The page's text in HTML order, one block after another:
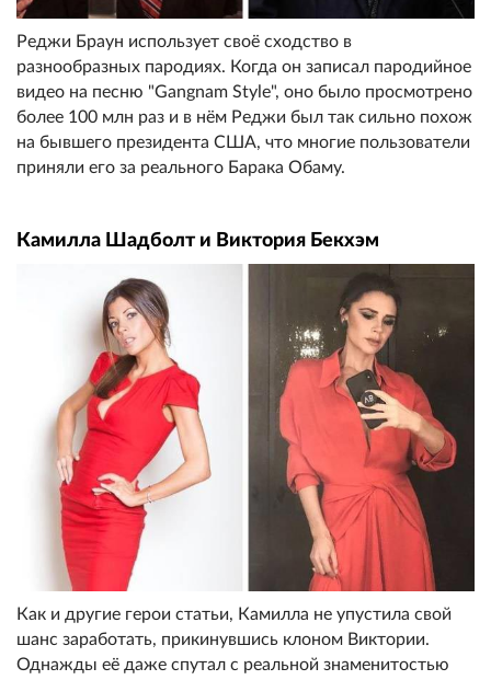
Реджи Браун использует своё сходство в
разнообразных пародиях. Когда он записал пародийное
видео на песню "Gangnam Style", оно было просмотрено
более 100 млн раз и в нём Реджи был так сильно похож
на бывшего президента США, что многие пользователи
приняли его за реального Барака Обаму.
Камилла Шадболт и Виктория Бекхэм
Как и другие герои статьи, Камилла не упустила свой
шанс заработать, прикинувшись клоном Виктории.
Однажды её даже спутал с реальной знаменитостью